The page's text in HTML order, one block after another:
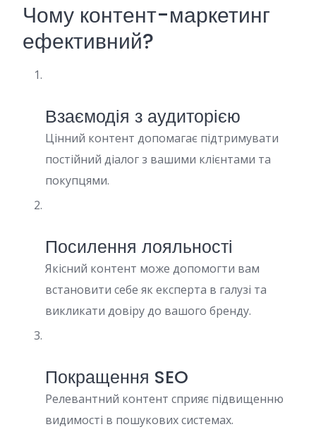
Чому контент-маркетинг
ефективний?
Взаємодія з аудиторією
Цінний контент допомагає підтримувати
постійний діалог з вашими клієнтами та
покупцями.
Посилення лояльності
Якісний контент може допомогти вам
встановити себе як експерта в галузі та
викликати довіру до вашого бренду.
Покращення SEO
Релевантний контент сприяє підвищенню
видимості в пошукових системах.